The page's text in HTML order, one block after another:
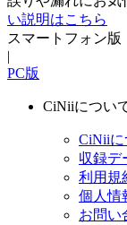
い説明はこちら
スマートフォン版
|
PC版
CiNiiについ
CiNiiに
収録デ
利用規
個人情
お問い